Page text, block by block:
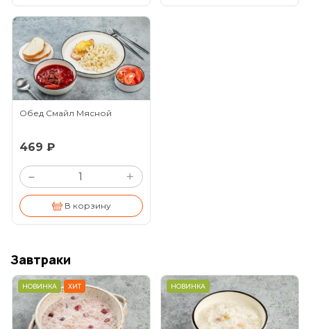
Обед Смайл Мясной
469 ₽
– +
В корзину
Завтраки
НОВИНКА ХИТ НОВИНКА